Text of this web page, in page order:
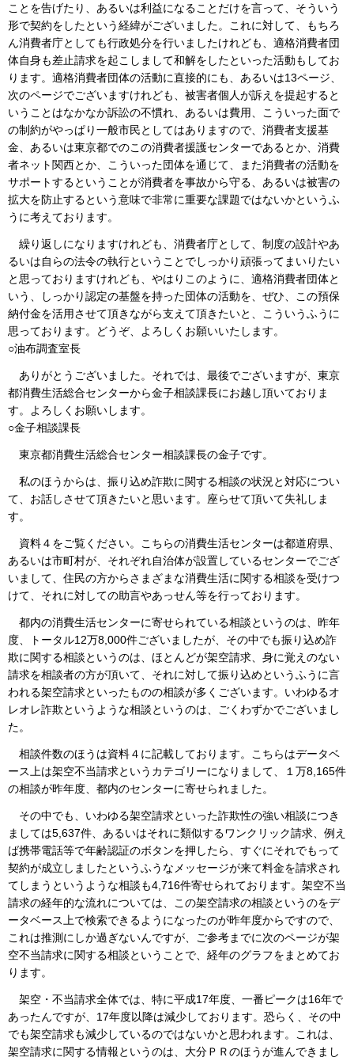
ことを告げたり、あるいは利益になることだけを言って、そういう
形で契約をしたという経緯がございました。これに対して、もちろ
ん消費者庁としても行政処分を行いましたけれども、適格消費者団
体自身も差止請求を起こしまして和解をしたといった活動もしてお
ります。適格消費者団体の活動に直接的にも、あるいは13ページ、
次のページでございますけれども、被害者個人が訴えを提起すると
いうことはなかなか訴訟の不慣れ、あるいは費用、こういった面で
の制約がやっぱり一般市民としてはありますので、消費者支援基
金、あるいは東京都でのこの消費者援護センターであるとか、消費
者ネット関西とか、こういった団体を通じて、また消費者の活動を
サポートするということが消費者を事故から守る、あるいは被害の
拡大を防止するという意味で非常に重要な課題ではないかというふ
うに考えております。
繰り返しになりますけれども、消費者庁として、制度の設計やあ
るいは自らの法令の執行ということでしっかり頑張ってまいりたい
と思っておりますけれども、やはりこのように、適格消費者団体と
いう、しっかり認定の基盤を持った団体の活動を、ぜひ、この預保
納付金を活用させて頂きながら支えて頂きたいと、こういうふうに
思っております。どうぞ、よろしくお願いいたします。
○油布調査室長
ありがとうございました。それでは、最後でございますが、東京
都消費生活総合センターから金子相談課長にお越し頂いておりま
す。よろしくお願いします。
○金子相談課長
東京都消費生活総合センター相談課長の金子です。
私のほうからは、振り込め詐欺に関する相談の状況と対応につい
て、お話しさせて頂きたいと思います。座らせて頂いて失礼しま
す。
資料４をご覧ください。こちらの消費生活センターは都道府県、
あるいは市町村が、それぞれ自治体が設置しているセンターでござ
いまして、住民の方からさまざまな消費生活に関する相談を受けつ
けて、それに対しての助言やあっせん等を行っております。
都内の消費生活センターに寄せられている相談というのは、昨年
度、トータル12万8,000件ございましたが、その中でも振り込め詐
欺に関する相談というのは、ほとんどが架空請求、身に覚えのない
請求を相談者の方が頂いて、それに対して振り込めというふうに言
われる架空請求といったものの相談が多くございます。いわゆるオ
レオレ詐欺というような相談というのは、ごくわずかでございまし
た。
相談件数のほうは資料４に記載しております。こちらはデータベ
ース上は架空不当請求というカテゴリーになりまして、１万8,165件
の相談が昨年度、都内のセンターに寄せられました。
その中でも、いわゆる架空請求といった詐欺性の強い相談につき
ましては5,637件、あるいはそれに類似するワンクリック請求、例え
ば携帯電話等で年齢認証のボタンを押したら、すぐにそれでもって
契約が成立しましたというふうなメッセージが来て料金を請求され
てしまうというような相談も4,716件寄せられております。架空不当
請求の経年的な流れについては、この架空請求の相談というのをデ
ータベース上で検索できるようになったのが昨年度からですので、
これは推測にしか過ぎないんですが、ご参考までに次のページが架
空不当請求に関する相談ということで、経年のグラフをまとめてお
ります。
架空・不当請求全体では、特に平成17年度、一番ピークは16年で
あったんですが、17年度以降は減少しております。恐らく、その中
でも架空請求も減少しているのではないかと思われます。これは、
架空請求に関する情報というのは、大分ＰＲのほうが進んできまし